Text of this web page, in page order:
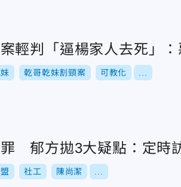
輕判「逼楊家人去死」
乾哥乾妹割頸案 可教化
郁方拋3大疑點：定時
社工 陳尚潔